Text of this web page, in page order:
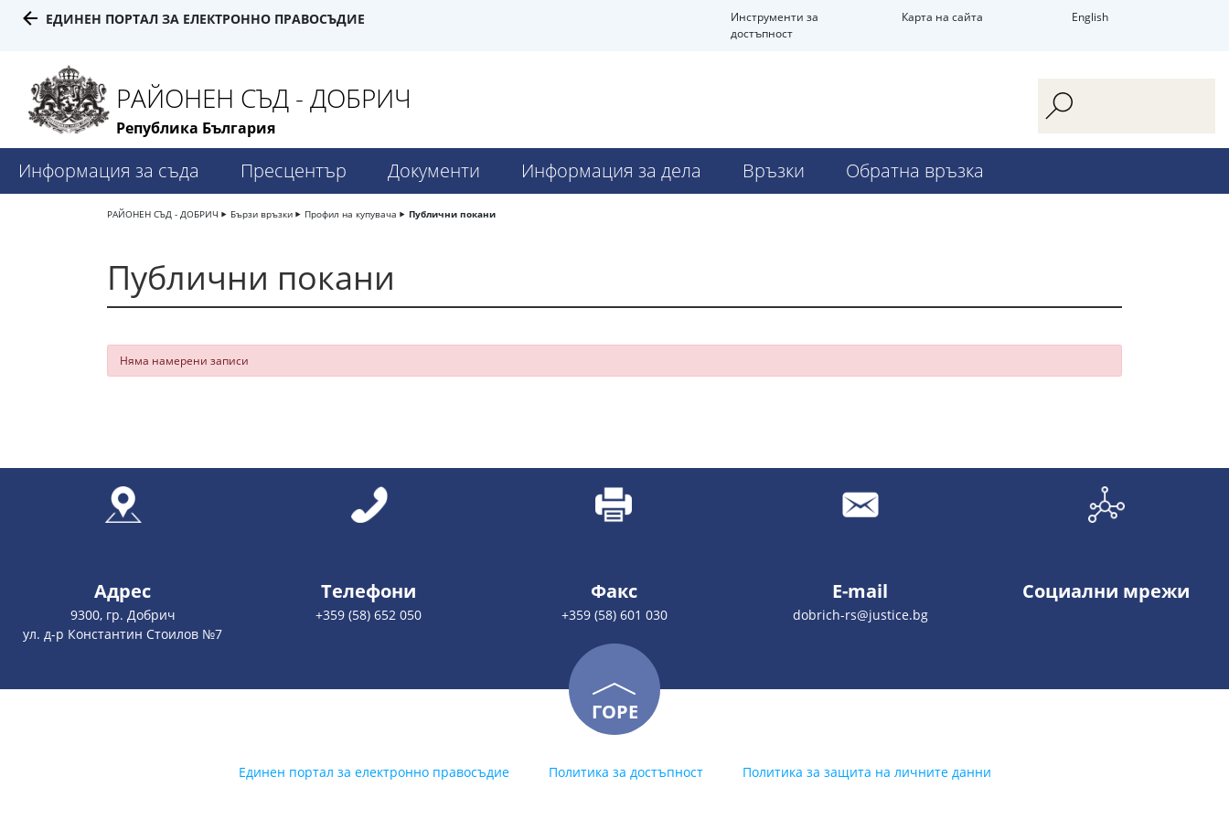
ЕДИНЕН ПОРТАЛ ЗА ЕЛЕКТРОННО ПРАВОСЪДИЕ
Инструменти за
достъпност
Карта на сайта English
РАЙОНЕН СЪД - ДОБРИЧ
Република България
Информация за съда Пресцентър Документи Информация за дела Връзки Обратна връзка
РАЙОНЕН СЪД - ДОБРИЧ Бързи връзки Профил на купувача Публични покани
Публични покани
Няма намерени записи
Адрес
9300, гр. Добрич
ул. д-р Константин Стоилов №7
Телефони
+359 (58) 652 050
Факс
+359 (58) 601 030
E-mail
dobrich-rs@justice.bg
Социални мрежи
ГОРЕ
Единен портал за електронно правосъдие Политика за достъпност Политика за защита на личните данни